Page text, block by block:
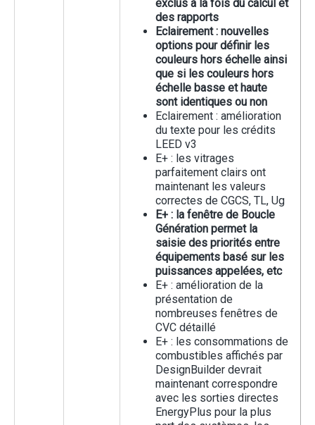
exclus à la fois du calcul et
des rapports
Eclairement : nouvelles
options pour définir les
couleurs hors échelle ainsi
que si les couleurs hors
échelle basse et haute
sont identiques ou non
Eclairement : amélioration
du texte pour les crédits
LEED v3
E+ : les vitrages
parfaitement clairs ont
maintenant les valeurs
correctes de CGCS, TL, Ug
E+ : la fenêtre de Boucle
Génération permet la
saisie des priorités entre
équipements basé sur les
puissances appelées, etc
E+ : amélioration de la
présentation de
nombreuses fenêtres de
CVC détaillé
E+ : les consommations de
combustibles affichés par
DesignBuilder devrait
maintenant correspondre
avec les sorties directes
EnergyPlus pour la plus